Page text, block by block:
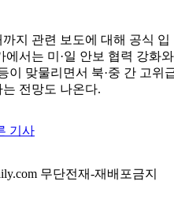
지 관련 보도에 대해 공식 입
서는 미·일 안보 협력 강화와
이 맞물리면서 북·중 간 고위
전망도 나온다.
기사
무단전재-재배포금지